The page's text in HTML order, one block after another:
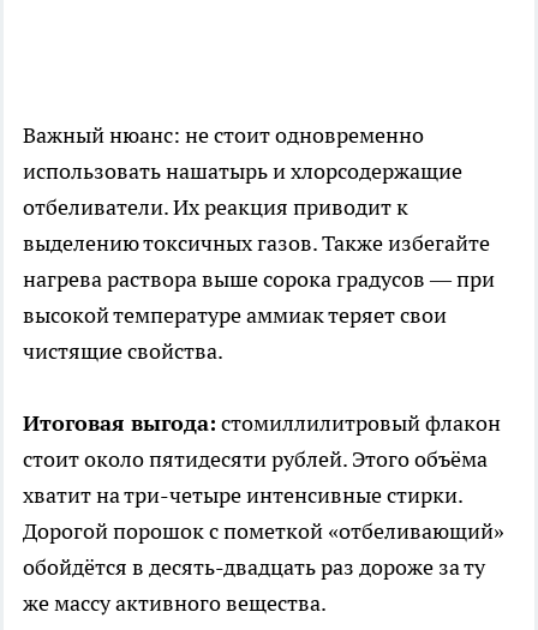
Важный нюанс: не стоит одновременно
использовать нашатырь и хлорсодержащие
отбеливатели. Их реакция приводит к
выделению токсичных газов. Также избегайте
нагрева раствора выше сорока градусов — при
высокой температуре аммиак теряет свои
чистящие свойства.
Итоговая выгода: стомиллилитровый флакон
стоит около пятидесяти рублей. Этого объёма
хватит на три-четыре интенсивные стирки.
Дорогой порошок с пометкой «отбеливающий»
обойдётся в десять-двадцать раз дороже за ту
же массу активного вещества.